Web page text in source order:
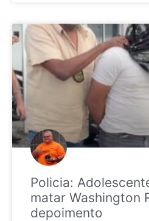
Policia:
matar Washington
depoimento